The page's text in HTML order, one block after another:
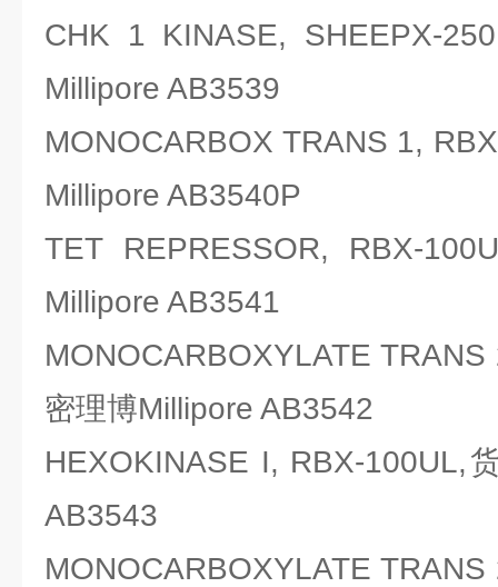
CHK 1 KINASE, SHEEPX-
Millipore AB3539
MONOCARBOX TRANS 1,
Millipore AB3540P
TET REPRESSOR, RBX-
Millipore AB3541
MONOCARBOXYLATE
密理博Millipore AB3542
HEXOKINASE I, RBX-100UL,
AB3543
MONOCARBOXYLATE